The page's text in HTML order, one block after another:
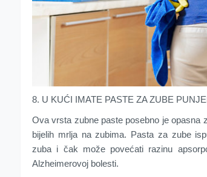
8. U KUĆI IMATE PASTE ZA ZUBE
Ova vrsta zubne paste posebno je opasna
bijelih mrlja na zubima. Pasta za zube
zuba i čak može povećati razinu
Alzheimerovoj bolesti.